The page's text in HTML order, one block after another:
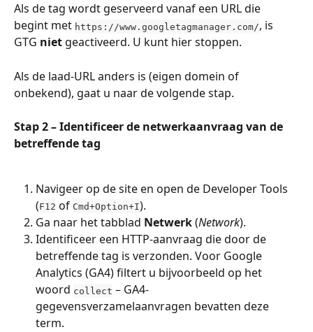
Als de tag wordt geserveerd vanaf een URL die
begint met https://www.googletagmanager.com/, is
GTG niet geactiveerd. U kunt hier stoppen.
Als de laad-URL anders is (eigen domein of
onbekend), gaat u naar de volgende stap.
Stap 2 – Identificeer de netwerkaanvraag van de
betreffende tag
Navigeer op de site en open de Developer Tools
(F12 of Cmd+Option+I).
Ga naar het tabblad Netwerk (Network).
Identificeer een HTTP-aanvraag die door de
betreffende tag is verzonden. Voor Google
Analytics (GA4) filtert u bijvoorbeeld op het
woord collect – GA4-
gegevensverzamelaanvragen bevatten deze
term.